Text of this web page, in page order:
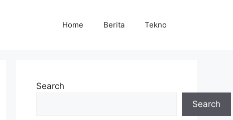
Home Berita Tekno
Search
Search